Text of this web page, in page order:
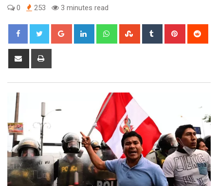
0 253 3 minutes read
Google+ LinkedIn WhatsappStumbleUpon
Tumblr Pinterest
Share